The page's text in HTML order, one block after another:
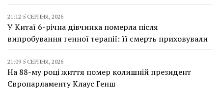
21:12 5 СЕРПНЯ, 2026
У Китаї 6-річна дівчинка померла після
випробування генної терапії: її смерть приховували
21:09 5 СЕРПНЯ, 2026
На 88-му році життя помер колишній президент
Європарламенту Клаус Генш